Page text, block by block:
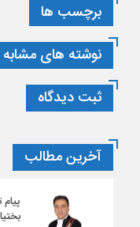
برچسب ها
نوشته های مشابه
ثبت دیدگاه
آخرین مطالب